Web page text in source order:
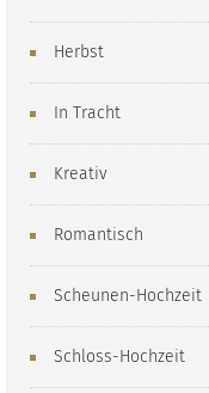
Herbst
In Tracht
Kreativ
Romantisch
Scheunen-Hochzeit
Schloss-Hochzeit